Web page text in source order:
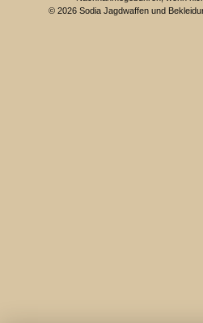
© 2026 Sodia Jagdwaffen und